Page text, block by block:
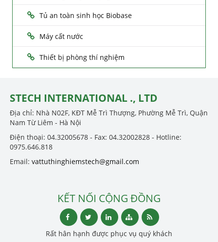
Tủ an toàn sinh học Biobase
Máy cất nước
Thiết bị phòng thí nghiệm
STECH INTERNATIONAL ., LTD
Địa chỉ: Nhà N02F, KĐT Mễ Trì Thượng, Phường Mễ Trì, Quận
Nam Từ Liêm - Hà Nội
Điện thoại: 04.32005678 - Fax: 04.32002828 - Hotline:
0975.646.818
Email: vattuthinghiemstech@gmail.com
KẾT NỐI CỘNG ĐỒNG
Rất hân hạnh được phục vụ quý khách